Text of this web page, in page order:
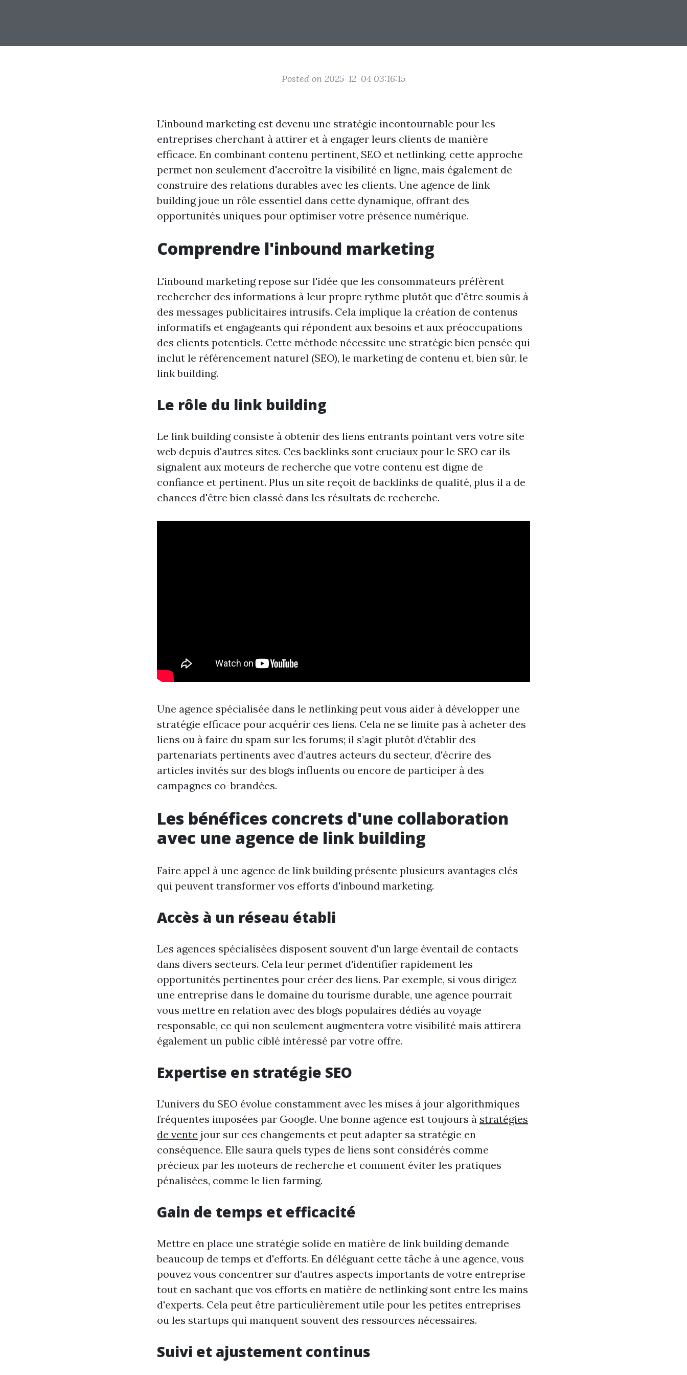
Posted on 2025-12-04 03:16:15
L'inbound marketing est devenu une stratégie incontournable pour les
entreprises cherchant à attirer et à engager leurs clients de manière
efficace. En combinant contenu pertinent, SEO et netlinking, cette approche
permet non seulement d'accroître la visibilité en ligne, mais également de
construire des relations durables avec les clients. Une agence de link
building joue un rôle essentiel dans cette dynamique, offrant des
opportunités uniques pour optimiser votre présence numérique.
Comprendre l'inbound marketing
L'inbound marketing repose sur l'idée que les consommateurs préfèrent
rechercher des informations à leur propre rythme plutôt que d'être soumis à
des messages publicitaires intrusifs. Cela implique la création de contenus
informatifs et engageants qui répondent aux besoins et aux préoccupations
des clients potentiels. Cette méthode nécessite une stratégie bien pensée qui
inclut le référencement naturel (SEO), le marketing de contenu et, bien sûr, le
link building.
Le rôle du link building
Le link building consiste à obtenir des liens entrants pointant vers votre site
web depuis d'autres sites. Ces backlinks sont cruciaux pour le SEO car ils
signalent aux moteurs de recherche que votre contenu est digne de
confiance et pertinent. Plus un site reçoit de backlinks de qualité, plus il a de
chances d'être bien classé dans les résultats de recherche.
Une agence spécialisée dans le netlinking peut vous aider à développer une
stratégie efficace pour acquérir ces liens. Cela ne se limite pas à acheter des
liens ou à faire du spam sur les forums; il s’agit plutôt d’établir des
partenariats pertinents avec d’autres acteurs du secteur, d'écrire des
articles invités sur des blogs influents ou encore de participer à des
campagnes co-brandées.
Les bénéfices concrets d'une collaboration
avec une agence de link building
Faire appel à une agence de link building présente plusieurs avantages clés
qui peuvent transformer vos efforts d'inbound marketing.
Accès à un réseau établi
Les agences spécialisées disposent souvent d'un large éventail de contacts
dans divers secteurs. Cela leur permet d'identifier rapidement les
opportunités pertinentes pour créer des liens. Par exemple, si vous dirigez
une entreprise dans le domaine du tourisme durable, une agence pourrait
vous mettre en relation avec des blogs populaires dédiés au voyage
responsable, ce qui non seulement augmentera votre visibilité mais attirera
également un public ciblé intéressé par votre offre.
Expertise en stratégie SEO
L'univers du SEO évolue constamment avec les mises à jour algorithmiques
fréquentes imposées par Google. Une bonne agence est toujours à stratégies
de vente jour sur ces changements et peut adapter sa stratégie en
conséquence. Elle saura quels types de liens sont considérés comme
précieux par les moteurs de recherche et comment éviter les pratiques
pénalisées, comme le lien farming.
Gain de temps et efficacité
Mettre en place une stratégie solide en matière de link building demande
beaucoup de temps et d'efforts. En déléguant cette tâche à une agence, vous
pouvez vous concentrer sur d'autres aspects importants de votre entreprise
tout en sachant que vos efforts en matière de netlinking sont entre les mains
d'experts. Cela peut être particulièrement utile pour les petites entreprises
ou les startups qui manquent souvent des ressources nécessaires.
Suivi et ajustement continus